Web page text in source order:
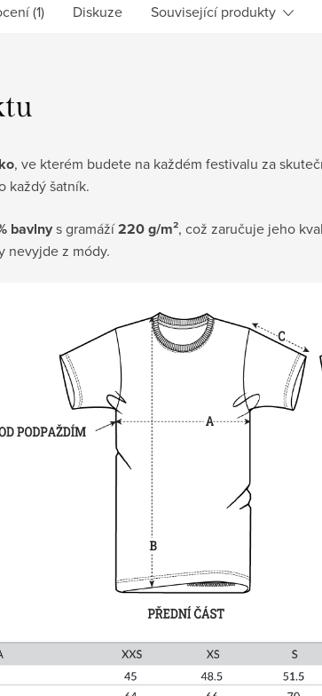
(1) Diskuze Související produkty
, ve kterém budete na každém festivalu za
každý šatník.
bavlnys gramáží220 g/m², což zaručuje jeho
nevyjde z módy.